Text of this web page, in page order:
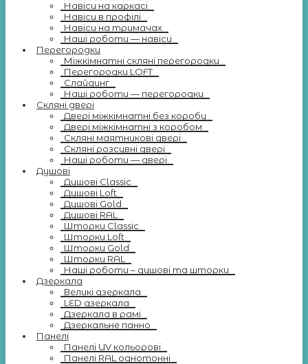
Навіси на каркасі
Навіси в профілі
Навіси на тримачах
Наші роботи — навіси
Перегородки
Міжкімнатні скляні перегородки
Перегородки LOFT
Слайдинг
Наші роботи — перегородки
Скляні двері
Двері міжкімнатні без коробу
Двері міжкімнатні з коробом
Скляні маятникові двері
Скляні розсувні двері
Наші роботи — двері
Душові
Душові Classic
Душові Loft
Душові Gold
Душові RAL
Шторки Classic
Шторки Loft
Шторки Gold
Шторки RAL
Наші роботи – душові та шторки
Дзеркала
Великі дзеркала
LED дзеркала
Дзеркала в рамі
Дзеркальне панно
Панелі
Панелі UV кольорові
Панелі RAL однотонні